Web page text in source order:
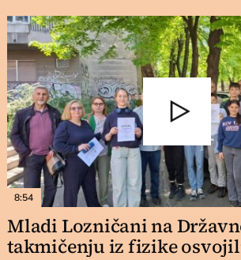
8:54
Mladi Lozničani na
takmičenju iz fizike